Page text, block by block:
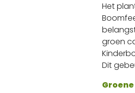
Het
groen
Dit